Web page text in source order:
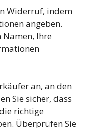
Widerruf, indem
angeben.
Ihre
an, an den
Sie sicher, dass
richtige
Überprüfen Sie